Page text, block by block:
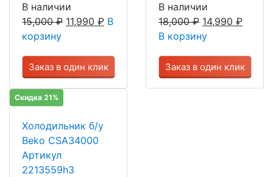
В наличии
15,000₽ 11,990 ₽ В
корзину
Заказ в один клик
В наличии
18,000₽ 14,990 ₽
В корзину
Заказ в один клик
Скидка 21%
Холодильник б/у
Beko CSA34000
Артикул
2213559h3